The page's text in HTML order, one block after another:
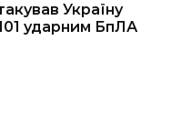
Україну
ударним БпЛА